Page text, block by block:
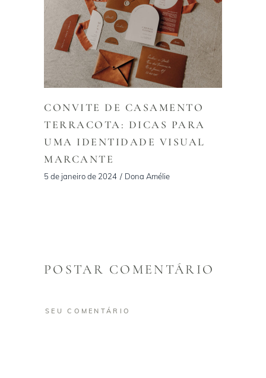
CONVITE DE CASAMENTO
TERRACOTA: DICAS PARA
UMA IDENTIDADE VISUAL
MARCANTE
5 de janeiro de 2024 Dona Amélie
POSTAR COMENTÁRIO